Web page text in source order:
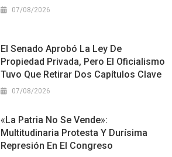
07/08/2026
El Senado Aprobó La Ley De
Propiedad Privada, Pero El Oficialismo
Tuvo Que Retirar Dos Capítulos Clave
07/08/2026
«La Patria No Se Vende»:
Multitudinaria Protesta Y Durísima
Represión En El Congreso